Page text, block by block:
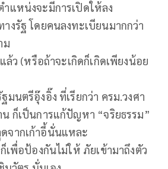
แหน่งจะมีการเปิดให้ลง
งรัฐ โดยคนลงทะเบียนมากกว่า
ม
ล้ว (หรือถ้าจะเกิดก็เกิดเพียงน้อย
นตรีอุ๊งอิ๊ง ที่เรียกว่า ครม.วงศา
ก็เป็นการแก้ปัญหา “จริยธรรม”
จากเก้าอี้นั่นแหละ
เพื่อป้องกันไม่ให้ ภัยเข้ามาถึงตัว